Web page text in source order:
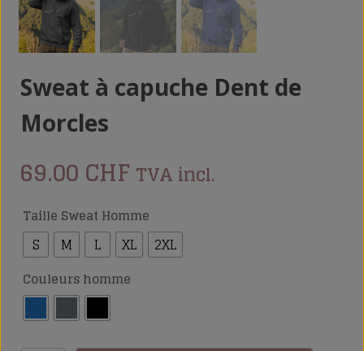
Sweat à capuche Dent de
Morcles
69.00 CHF TVA incl.
Taille Sweat Homme
S M L XL 2XL
Couleurs homme